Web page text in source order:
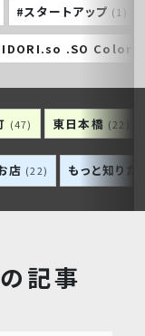
#スタートアップ (1)
.SO
(47) 東日本橋 (22)
店 (22) もっと知りた
記事